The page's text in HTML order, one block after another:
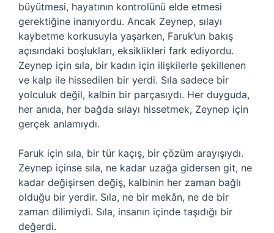
büyütmesi, hayatının kontrolünü elde etmesi
gerektiğine inanıyordu. Ancak Zeynep, sılayı
kaybetme korkusuyla yaşarken, Faruk’un bakış
açısındaki boşlukları, eksiklikleri fark ediyordu.
Zeynep için sıla, bir kadın için ilişkilerle şekillenen
ve kalp ile hissedilen bir yerdi. Sıla sadece bir
yolculuk değil, kalbin bir parçasıydı. Her duyguda,
her anıda, her bağda sılayı hissetmek, Zeynep için
gerçek anlamıydı.
Faruk için sıla, bir tür kaçış, bir çözüm arayışıydı.
Zeynep içinse sıla, ne kadar uzağa gidersen git, ne
kadar değişirsen değiş, kalbinin her zaman bağlı
olduğu bir yerdir. Sıla, ne bir mekân, ne de bir
zaman dilimiydi. Sıla, insanın içinde taşıdığı bir
değerdi.